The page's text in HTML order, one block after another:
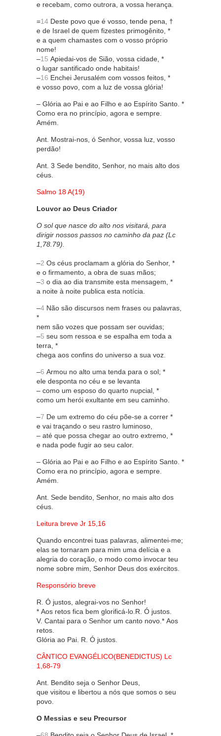
e recebam, como outrora, a vossa herança.
=14 Deste povo que é vosso, tende pena, †
e de Israel de quem fizestes primogênito, *
e a quem chamastes com o vosso próprio
nome!
–15 Apiedai-vos de Sião, vossa cidade, *
o lugar santificado onde habitais!
–16 Enchei Jerusalém com vossos feitos, *
e vosso povo, com a luz de vossa glória!
– Glória ao Pai e ao Filho e ao Espírito Santo. *
Como era no princípio, agora e sempre.
Amém.
Ant. Mostrai-nos, ó Senhor, vossa luz, vosso
perdão!
Ant. 3 Sede bendito, Senhor, no mais alto dos
céus.
Salmo 18 A(19)
Louvor ao Deus Criador
O sol que nasce do alto nos visitará, para
dirigir nossos passos no caminho da paz (Lc
1,78.79).
–2 Os céus proclamam a glória do Senhor, *
e o firmamento, a obra de suas mãos;
–3 o dia ao dia transmite esta mensagem, *
a noite à noite publica esta notícia.
–4 Não são discursos nem frases ou palavras,
*
nem são vozes que possam ser ouvidas;
–5 seu som ressoa e se espalha em toda a
terra, *
chega aos confins do universo a sua voz.
–6 Armou no alto uma tenda para o sol; *
ele desponta no céu e se levanta
– como um esposo do quarto nupcial, *
como um herói exultante em seu caminho.
–7 De um extremo do céu põe-se a correr *
e vai traçando o seu rastro luminoso,
– até que possa chegar ao outro extremo, *
e nada pode fugir ao seu calor.
– Glória ao Pai e ao Filho e ao Espírito Santo. *
Como era no princípio, agora e sempre.
Amém.
Ant. Sede bendito, Senhor, no mais alto dos
céus.
Leitura breve Jr 15,16
Quando encontrei tuas palavras, alimentei-me;
elas se tornaram para mim uma delícia e a
alegria do coração, o modo como invocar teu
nome sobre mim, Senhor Deus dos exércitos.
Responsório breve
R. Ó justos, alegrai-vos no Senhor!
* Aos retos fica bem glorificá-lo.R. Ó justos.
V. Cantai para o Senhor um canto novo.* Aos
retos.
Glória ao Pai. R. Ó justos.
CÂNTICO EVANGÉLICO(BENEDICTUS) Lc
1,68-79
Ant. Bendito seja o Senhor Deus,
que visitou e libertou a nós que somos o seu
povo.
O Messias e seu Precursor